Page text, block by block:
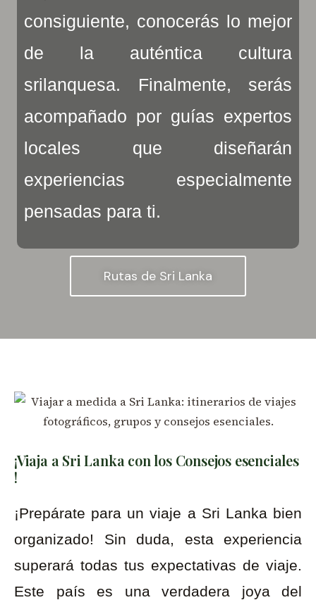
consiguiente, conocerás lo mejor
de la auténtica cultura
srilanquesa. Finalmente, serás
acompañado por guías expertos
locales que diseñarán
experiencias especialmente
pensadas para ti.
Rutas de Sri Lanka
¡Viaja a Sri Lanka con los Consejos esenciales
!
¡Prepárate para un viaje a Sri Lanka bien
organizado! Sin duda, esta experiencia
superará todas tus expectativas de viaje.
Este país es una verdadera joya del